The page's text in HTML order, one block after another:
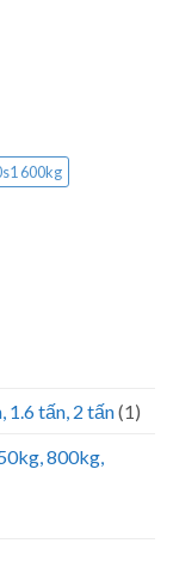
600kg
1.6 tấn, 2 tấn(1)
800kg,